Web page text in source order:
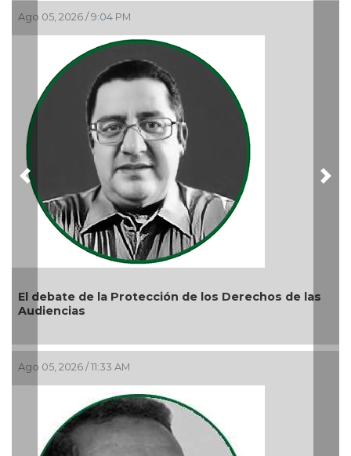
¿Quién es periodista?
Ago 05, 2026 / 9:15 AM
La devoción protege la doctrina y nos lleva a no
reprimir el amor a Dios